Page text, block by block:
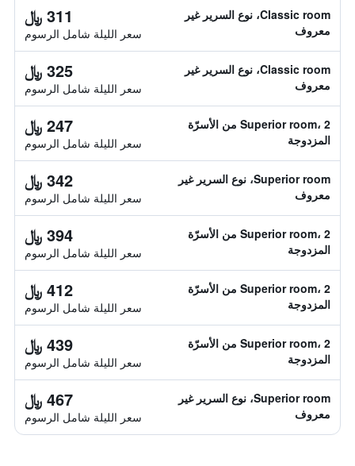
Classic room، نوع السرير غير
معروف
311 ﷼
سعر الليلة شامل الرسوم
Classic room، نوع السرير غير
معروف
325 ﷼
سعر الليلة شامل الرسوم
Superior room، 2 من الأسرّة
المزدوجة
247 ﷼
سعر الليلة شامل الرسوم
Superior room، نوع السرير غير
معروف
342 ﷼
سعر الليلة شامل الرسوم
Superior room، 2 من الأسرّة
المزدوجة
394 ﷼
سعر الليلة شامل الرسوم
Superior room، 2 من الأسرّة
المزدوجة
412 ﷼
سعر الليلة شامل الرسوم
Superior room، 2 من الأسرّة
المزدوجة
439 ﷼
سعر الليلة شامل الرسوم
Superior room، نوع السرير غير
معروف
467 ﷼
سعر الليلة شامل الرسوم